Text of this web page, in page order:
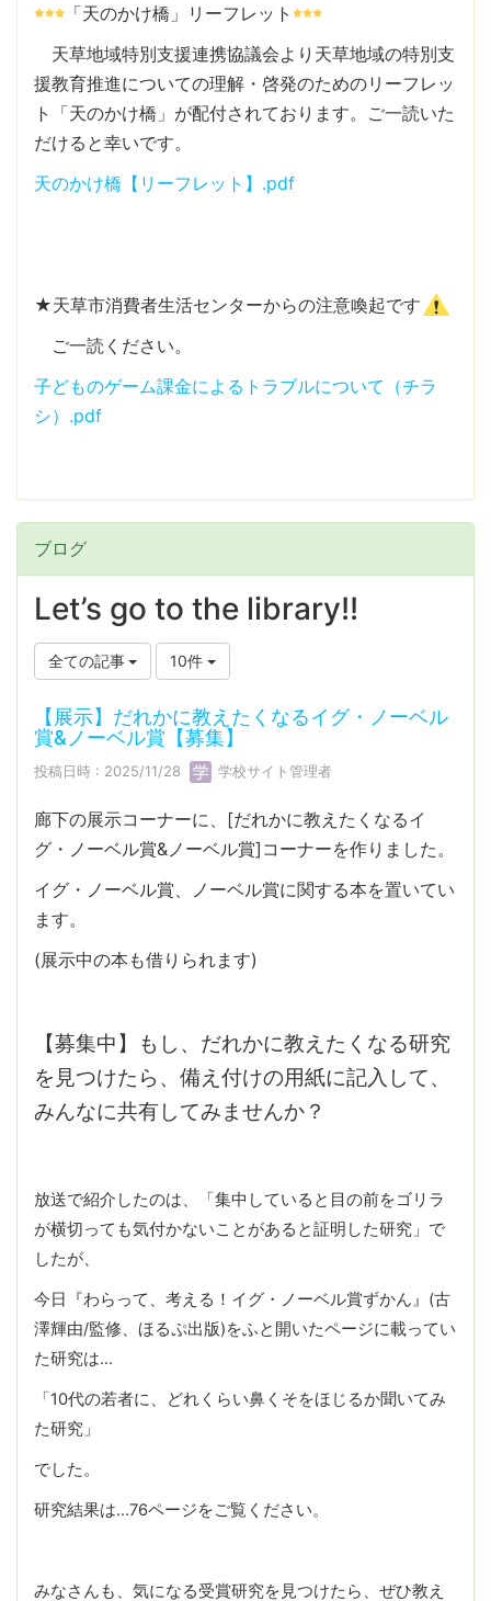
「天のかけ橋」リーフレット
天草地域特別支援連携協議会より天草地域の特別支
援教育推進についての理解・啓発のためのリーフレッ
ト「天のかけ橋」が配付されております。ご一読いた
だけると幸いです。
天のかけ橋【リーフレット】.pdf
★天草市消費者生活センターからの注意喚起です
ご一読ください。
子どものゲーム課金によるトラブルについて（チラ
シ）.pdf
ブログ
Let’s go to the library!!
全ての記事 10件
【展示】だれかに教えたくなるイグ・ノーベル
賞&ノーベル賞【募集】
投稿日時 : 2025/11/28 学校サイト管理者
廊下の展示コーナーに、[だれかに教えたくなるイ
グ・ノーベル賞&ノーベル賞]コーナーを作りました。
イグ・ノーベル賞、ノーベル賞に関する本を置いてい
ます。
(展示中の本も借りられます)
【募集中】もし、だれかに教えたくなる研究
を見つけたら、備え付けの用紙に記入して、
みんなに共有してみませんか？
放送で紹介したのは、「集中していると目の前をゴリラ
が横切っても気付かないことがあると証明した研究」で
したが、
今日『わらって、考える！イグ・ノーベル賞ずかん』(古
澤輝由/監修、ほるぷ出版)をふと開いたページに載ってい
た研究は…
「10代の若者に、どれくらい鼻くそをほじるか聞いてみ
た研究」
でした。
研究結果は…76ページをご覧ください。
みなさんも、気になる受賞研究を見つけたら、ぜひ教え